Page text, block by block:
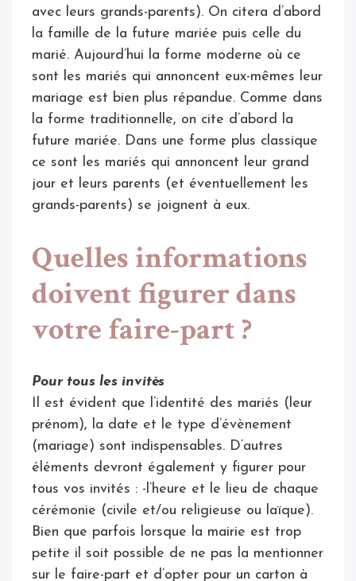
avec leurs grands-parents). On citera d’abord
la famille de la future mariée puis celle du
marié. Aujourd’hui la forme moderne où ce
sont les mariés qui annoncent eux-mêmes leur
mariage est bien plus répandue. Comme dans
la forme traditionnelle, on cite d’abord la
future mariée. Dans une forme plus classique
ce sont les mariés qui annoncent leur grand
jour et leurs parents (et éventuellement les
grands-parents) se joignent à eux.
Quelles informations
doivent figurer dans
votre faire-part ?
Pour tous les invités
Il est évident que l’identité des mariés (leur
prénom), la date et le type d’évènement
(mariage) sont indispensables. D’autres
éléments devront également y figurer pour
tous vos invités : -l’heure et le lieu de chaque
cérémonie (civile et/ou religieuse ou laïque).
Bien que parfois lorsque la mairie est trop
petite il soit possible de ne pas la mentionner
sur le faire-part et d’opter pour un carton à